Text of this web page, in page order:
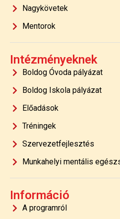
Nagykövetek
Mentorok
Intézményeknek
Boldog Óvoda pályázat
Boldog Iskola pályázat
Előadások
Tréningek
Szervezetfejlesztés
Munkahelyi mentális
Információ
A programról